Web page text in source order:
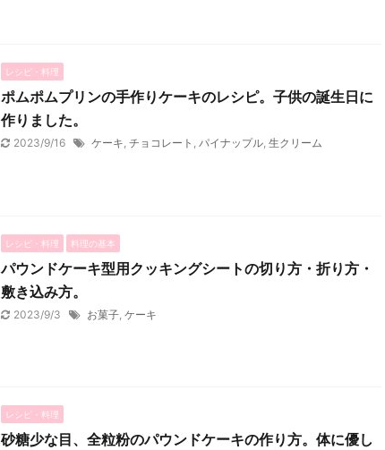
レシピ・料理
ポムポムプリンの手作りケーキのレシピ。子供の誕生日に
作りました。
2023/9/16 ケーキ, チョコレート , パイナップル, 生クリーム
レシピ・料理 料理の基本
パウンドケーキ型用クッキングシートの切り方・折り方・
敷き込み方。
2023/9/3 お菓子 ケーキ
レシピ・料理
砂糖少な目、全粒粉のパウンドケーキの作り方。体に優し